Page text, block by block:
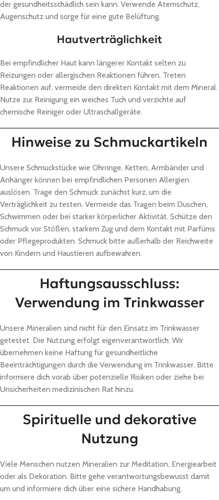
der gesundheitsschädlich sein kann. Verwende Atemschutz,
Augenschutz und sorge für eine gute Belüftung.
Hautverträglichkeit
Bei empfindlicher Haut kann längerer Kontakt selten zu
Reizungen oder allergischen Reaktionen führen. Treten
Reaktionen auf, vermeide den direkten Kontakt mit dem Mineral.
Nutze zur Reinigung ein weiches Tuch und verzichte auf
chemische Reiniger oder Ultraschallgeräte.
Hinweise zu Schmuckartikeln
Unsere Schmuckstücke wie Ohrringe, Ketten, Armbänder und
Anhänger können bei empfindlichen Personen Allergien
auslösen. Trage den Schmuck zunächst kurz, um die
Verträglichkeit zu testen. Vermeide das Tragen beim Duschen,
Schwimmen oder bei starker körperlicher Aktivität. Schütze den
Schmuck vor Stößen, starkem Zug und dem Kontakt mit Parfüms
oder Pflegeprodukten. Schmuck bitte außerhalb der Reichweite
von Kindern und Haustieren aufbewahren.
Haftungsausschluss:
Verwendung im Trinkwasser
Unsere Mineralien sind nicht für den Einsatz im Trinkwasser
getestet. Die Nutzung erfolgt eigenverantwortlich. Wir
übernehmen keine Haftung für gesundheitliche
Beeinträchtigungen durch die Verwendung im Trinkwasser. Bitte
informiere dich vorab über potenzielle Risiken oder ziehe bei
Unsicherheiten medizinischen Rat hinzu.
Spirituelle und dekorative
Nutzung
Viele Menschen nutzen Mineralien zur Meditation, Energiearbeit
oder als Dekoration. Bitte gehe verantwortungsbewusst damit
um und informiere dich über eine sichere Handhabung.